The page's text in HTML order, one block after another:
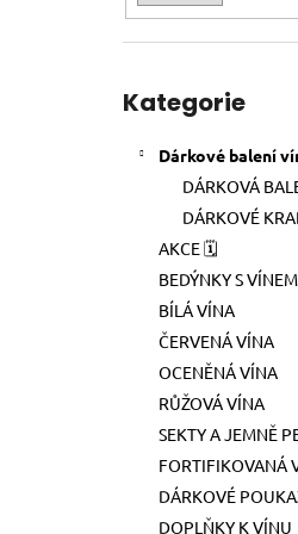
kategorie
Kategorie
Dárkové balení
DÁRKOVÁ
DÁRKOVÉ
AKCE 🗓️
BEDÝNKY S VÍNEM
BÍLÁ VÍNA
ČERVENÁ VÍNA
OCENĚNÁ VÍNA
RŮŽOVÁ VÍNA
SEKTY A JEMNĚ
FORTIFIKOVANÁ
DÁRKOVÉ
DOPLŇKY K VÍNU
220 Kč